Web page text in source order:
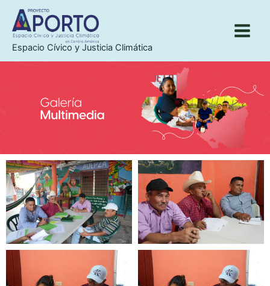
contenido
Espacio Cívico y Justicia Climática